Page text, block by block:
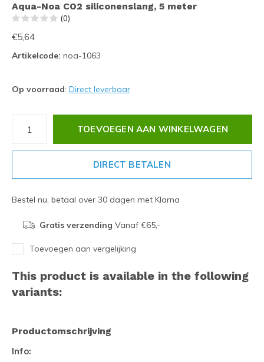
Aqua-Noa CO2 siliconenslang, 5 meter
(0)
€5,64
Artikelcode: noa-1063
Op voorraad: Direct leverbaar
TOEVOEGEN AAN WINKELWAGEN
DIRECT BETALEN
Bestel nu, betaal over 30 dagen met Klarna
Gratis verzending Vanaf €65,-
Toevoegen aan vergelijking
This product is available in the following
variants:
Productomschrijving
Info: